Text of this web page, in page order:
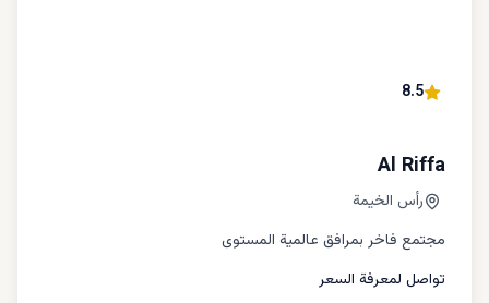
8.5
Al Riffa
رأس الخيمة
مجتمع فاخر بمرافق عالمية المستوى
تواصل لمعرفة السعر